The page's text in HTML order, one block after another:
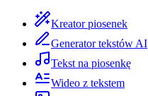
Kreator piosenek
Generator tekstów AI
Tekst na piosenkę
Wideo z tekstem